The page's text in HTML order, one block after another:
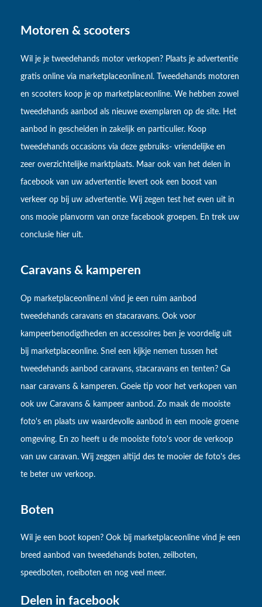
Motoren & scooters
Wil je je tweedehands motor verkopen? Plaats je advertentie
gratis online via marketplaceonline.nl. Tweedehands motoren
en scooters koop je op marketplaceonline. We hebben zowel
tweedehands aanbod als nieuwe exemplaren op de site. Het
aanbod in gescheiden in zakelijk en particulier. Koop
tweedehands occasions via deze gebruiks- vriendelijke en
zeer overzichtelijke marktplaats. Maar ook van het delen in
facebook van uw advertentie levert ook een boost van
verkeer op bij uw advertentie. Wij zegen test het even uit in
ons mooie planvorm van onze facebook groepen. En trek uw
conclusie hier uit.
Caravans & kamperen
Op marketplaceonline.nl vind je een ruim aanbod
tweedehands caravans en stacaravans. Ook voor
kampeerbenodigdheden en accessoires ben je voordelig uit
bij marketplaceonline. Snel een kijkje nemen tussen het
tweedehands aanbod caravans, stacaravans en tenten? Ga
naar caravans & kamperen. Goeie tip voor het verkopen van
ook uw Caravans & kampeer aanbod. Zo maak de mooiste
foto's en plaats uw waardevolle aanbod in een mooie groene
omgeving. En zo heeft u de mooiste foto's voor de verkoop
van uw caravan. Wij zeggen altijd des te mooier de foto's des
te beter uw verkoop.
Boten
Wil je een boot kopen? Ook bij marketplaceonline vind je een
breed aanbod van tweedehands boten, zeilboten,
speedboten, roeiboten en nog veel meer.
Delen in facebook